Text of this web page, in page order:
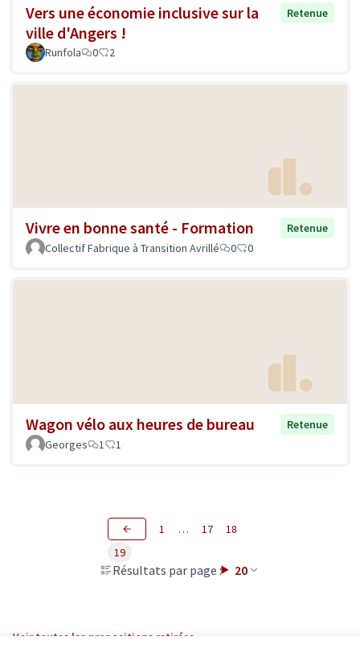
Vers une économie inclusive sur la
ville d'Angers !
Retenue
Runfola 0 2
Vivre en bonne santé - Formation
Retenue
Collectif Fabrique à Transition Avrillé
0 0
Wagon vélo aux heures de bureau
Retenue
Georges
1 1
Résultats par page : 20
1 … 17
18
19
Voir toutes les propositions retirées